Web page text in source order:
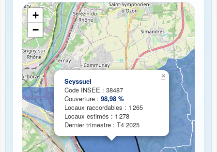
Chargement de la carte de couverture fibre...
Seyssuel
Code INSEE : 38487
Couverture : 98,98 %
Locaux raccordables : 1 265
Locaux estimés : 1 278
Dernier trimestre : T4 2025
×
+
−